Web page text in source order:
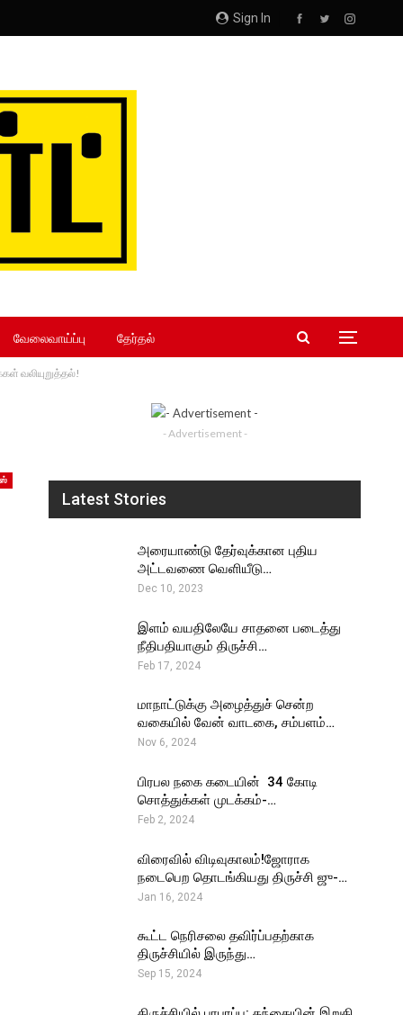
Sign In
வேலைவாய்ப்பு தேர்தல்
வலியுறுத்தல்!
- Advertisement -
Latest Stories
அரையாண்டு தேர்வுக்கான புதிய
அட்டவணை வெளியீடு…
Dec 10, 2023
இளம் வயதிலேயே சாதனை படைத்து
நீதிபதியாகும் திருச்சி…
Feb 17, 2024
மாநாட்டுக்கு அழைத்துச் சென்ற
வகையில் வேன் வாடகை, சம்பளம்…
Nov 6, 2024
பிரபல நகை கடையின் ₹ 34 கோடி
சொத்துக்கள் முடக்கம்-…
Feb 2, 2024
விரைவில் விடிவுகாலம்!ஜோராக
நடைபெற தொடங்கியது திருச்சி ஜு-…
Jan 16, 2024
கூட்ட நெரிசலை தவிர்ப்பதற்காக
திருச்சியில் இருந்து…
Sep 15, 2024